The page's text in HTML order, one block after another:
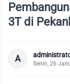
3T di
A Senin, 26